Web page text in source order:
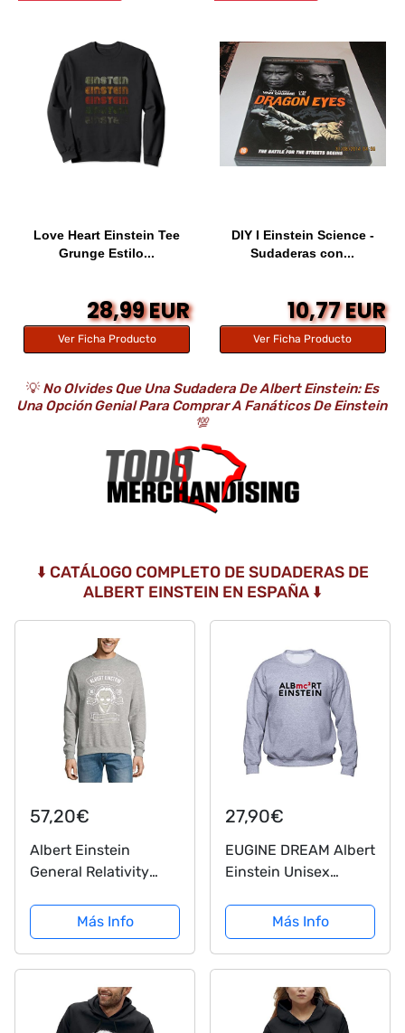
Love Heart Einstein Tee
Grunge Estilo...
28,99 EUR
Ver Ficha Producto
DIY I Einstein Science -
Sudaderas con...
10,77 EUR
Ver Ficha Producto
💡 No Olvides Que Una Sudadera De Albert Einstein: Es
Una Opción Genial Para Comprar A Fanáticos De Einstein
💯
⬇️ CATÁLOGO COMPLETO DE SUDADERAS DE
ALBERT EINSTEIN EN ESPAÑA ⬇️
57,20€
Albert Einstein
General Relativity
Important Than
Knowledge Jersey
Sudadera Jersey
Más Info
27,90€
EUGINE DREAM Albert
Einstein Unisex
Más Info